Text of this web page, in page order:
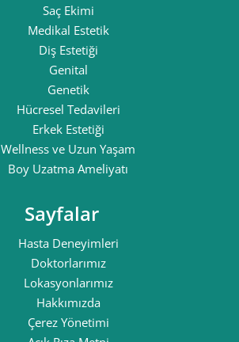
Saç Ekimi
Medikal Estetik
Diş Estetiği
Genital
Genetik
Hücresel Tedavileri
Erkek Estetiği
Wellness ve Uzun Yaşam
Boy Uzatma Ameliyatı
Sayfalar
Hasta Deneyimleri
Doktorlarımız
Lokasyonlarımız
Hakkımızda
Çerez Yönetimi